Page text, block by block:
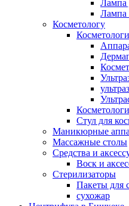
Лампа
Лампа
Косметологу
Стул для
Маникюрные
Массажные столы
Средства и
Воск и
Стерилизаторы
Пакеты для
сухожар